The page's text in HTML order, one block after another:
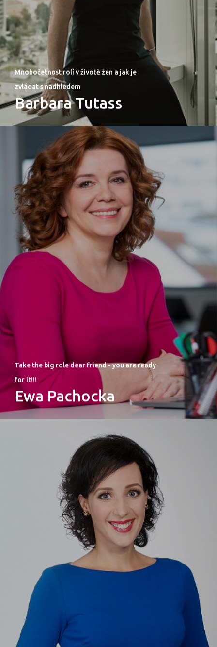
Mnohočetnost rolí v životě žen a jak je
zvládat s nadhledem
Barbara Tutass
Take the big role dear friend - you are ready
for it!!!
Ewa Pachocka